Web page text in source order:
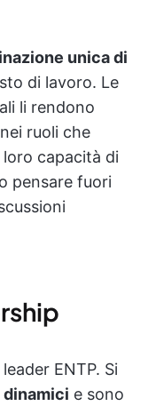
unica di
di lavoro. Le
li rendono
ruoli che
capacità di
pensare fuori
ENTP. Si
dinamici e sono